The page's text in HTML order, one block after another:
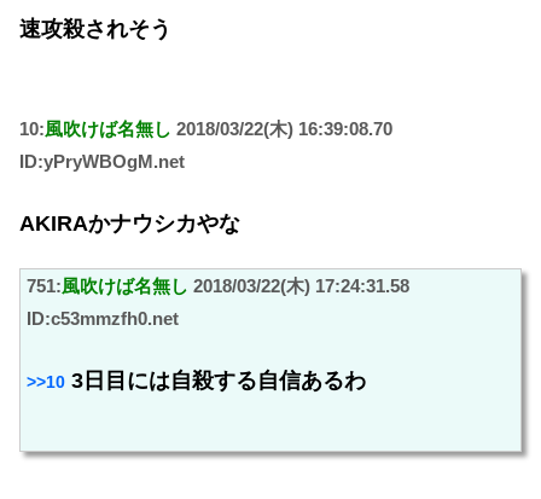
速攻殺されそう
10:風吹けば名無し 2018/03/22(木) 16:39:08.70
ID:yPryWBOgM.net
AKIRAかナウシカやな
751:風吹けば名無し 2018/03/22(木) 17:24:31.58
ID:c53mmzfh0.net
>>10 3日目には自殺する自信あるわ